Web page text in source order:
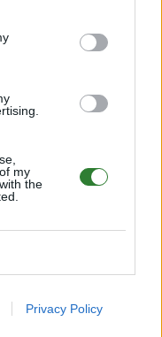
my
the
Privacy Policy
integriertem
– von uns für
auf unserem